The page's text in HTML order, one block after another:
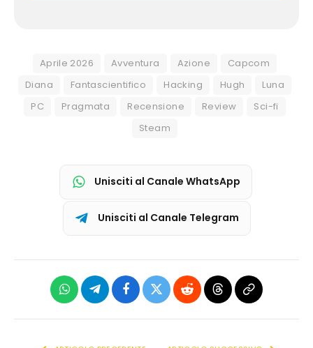
Aprile 2026 Avventura Azione
Capcom
Diana
Fantascientifico Hacking Hugh
Luna
PC
Pragmata Recensione Review
Sci-fi
Steam
Unisciti al Canale WhatsApp
Unisciti al Canale Telegram
WhatsAppTelegramFacebook
X
RedditThreadsCopia